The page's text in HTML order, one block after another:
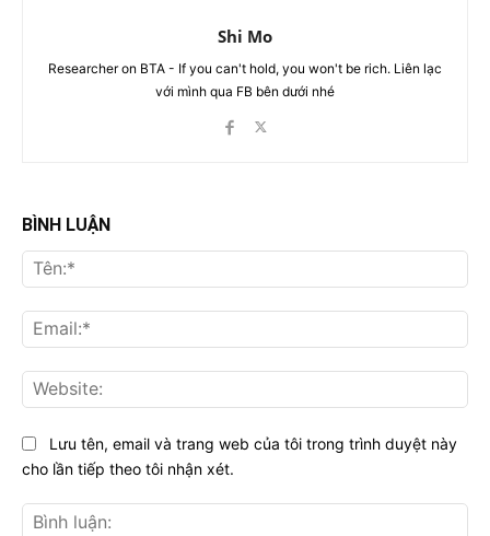
Shi Mo
Researcher on BTA - If you can't hold, you won't be rich. Liên lạc
với mình qua FB bên dưới nhé
BÌNH LUẬN
Lưu tên, email và trang web của tôi trong trình duyệt này
cho lần tiếp theo tôi nhận xét.